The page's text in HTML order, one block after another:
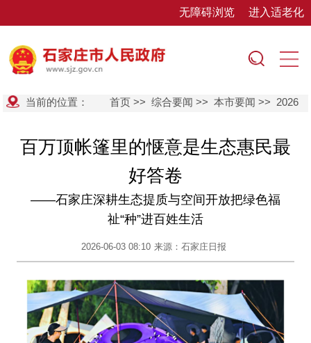
无障碍浏览 进入适老化
当前的位置： 首页 >>综合要闻 >>本市要闻 >> 2026
百万顶帐篷里的惬意是生态惠民最
好答卷
——石家庄深耕生态提质与空间开放把绿色福
祉“种”进百姓生活
2026-06-03 08:10 来源：石家庄日报